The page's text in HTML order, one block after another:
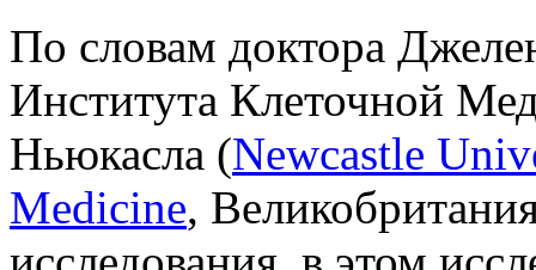
По словам доктора
Института Клеточной
Ньюкасла (Newcastle
Medicine,